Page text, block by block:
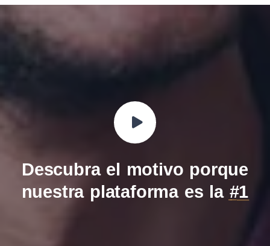
Descubra el motivo porque
nuestra plataforma es la #1